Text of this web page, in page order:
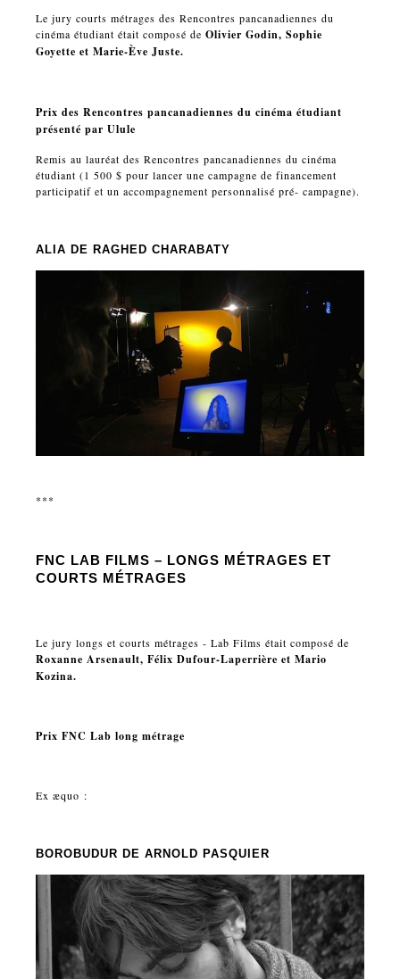
Le jury courts métrages des Rencontres pancanadiennes du
cinéma étudiant était composé deOlivier Godin, Sophie
Goyette et Marie-Ève Juste.
Prix des Rencontres pancanadiennes du cinéma étudiant
présenté par Ulule
Remis au lauréat des Rencontres pancanadiennes du cinéma
étudiant (1 500 $ pour lancer une campagne de financement
participatif et un accompagnement personnalisé pré- campagne).
ALIA DE RAGHED CHARABATY
***
FNC LAB FILMS – LONGS MÉTRAGES ET
COURTS MÉTRAGES
Le jury longs et courts métrages - Lab Films était composé de
Roxanne Arsenault, Félix Dufour-Laperrière et Mario
Kozina.
Prix FNC Lab long métrage
Ex æquo :
BOROBUDUR DE ARNOLD PASQUIER